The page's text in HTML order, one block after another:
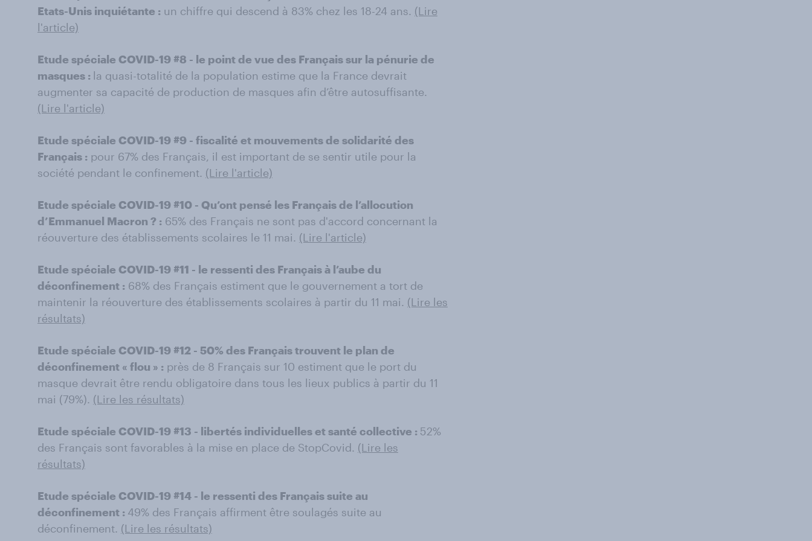
Etats-Unis inquiétante : un chiffre qui descend à 83% chez les 18-24 ans. (Lire
l'article)
Etude spéciale COVID-19 #8 - le point de vue des Français sur la pénurie de
masques : la quasi-totalité de la population estime que la France devrait
augmenter sa capacité de production de masques afin d’être autosuffisante.
(Lire l'article)
Etude spéciale COVID-19 #9 - fiscalité et mouvements de solidarité des
Français : pour 67% des Français, il est important de se sentir utile pour la
société pendant le confinement. (Lire l'article)
Etude spéciale COVID-19 #10 - Qu’ont pensé les Français de l’allocution
d’Emmanuel Macron ? : 65% des Français ne sont pas d'accord concernant la
réouverture des établissements scolaires le 11 mai. (Lire l'article)
Etude spéciale COVID-19 #11 - le ressenti des Français à l’aube du
déconfinement : 68% des Français estiment que le gouvernement a tort de
maintenir la réouverture des établissements scolaires à partir du 11 mai. (Lire les
résultats)
Etude spéciale COVID-19 #12 - 50% des Français trouvent le plan de
déconfinement « flou » : près de 8 Français sur 10 estiment que le port du
masque devrait être rendu obligatoire dans tous les lieux publics à partir du 11
mai (79%). (Lire les résultats)
Etude spéciale COVID-19 #13 - libertés individuelles et santé collective : 52%
des Français sont favorables à la mise en place de StopCovid. (Lire les
résultats)
Etude spéciale COVID-19 #14 - le ressenti des Français suite au
déconfinement : 49% des Français affirment être soulagés suite au
déconfinement. (Lire les résultats)